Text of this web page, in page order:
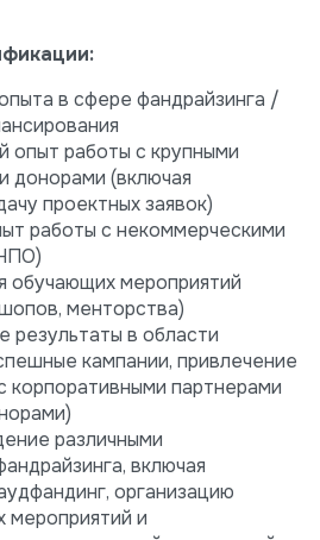
в сфере фандрайзинга /
опыт работы с крупными
донорами (включая
проектных заявок)
работы с некоммерческими
обучающих мероприятий
менторства)
в области
кампании, привлечение
корпоративными партнерами
различными
включая
организацию
мероприятий и